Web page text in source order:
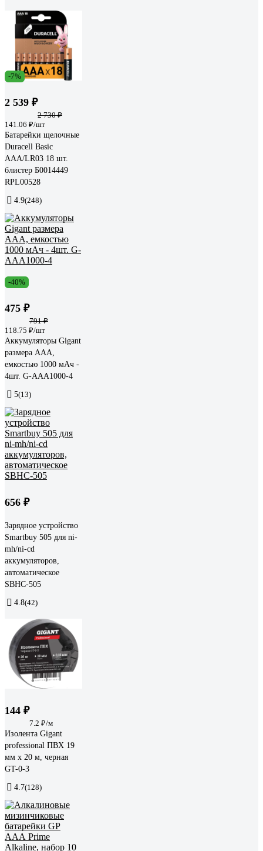
-7%
2 539 ₽
2 730 ₽
141.06 ₽/шт
Батарейки щелочные
Duracell Basic
ААA/LR03 18 шт.
блистер Б0014449
RPL00528
4.9(248)
-40%
475 ₽
791 ₽
118.75 ₽/шт
Аккумуляторы Gigant
размера ААA,
емкостью 1000 мАч -
4шт. G-AAA1000-4
5(13)
656 ₽
Зарядное устройство
Smartbuy 505 для ni-
mh/ni-cd
аккумуляторов,
автоматическое
SBHC-505
4.8(42)
144 ₽
7.2 ₽/м
Изолента Gigant
professional ПВХ 19
мм х 20 м, черная
GT-0-3
4.7(128)